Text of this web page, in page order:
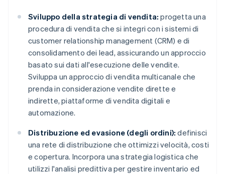
Sviluppo della strategia di vendita: progetta una
procedura di vendita che si integri con i sistemi di
customer relationship management (CRM) e di
consolidamento dei lead, assicurando un approccio
basato sui dati all'esecuzione delle vendite.
Sviluppa un approccio di vendita multicanale che
prenda in considerazione vendite dirette e
indirette, piattaforme di vendita digitali e
automazione.
Distribuzione ed evasione (degli ordini): definisci
una rete di distribuzione che ottimizzi velocità, costi
e copertura. Incorpora una strategia logistica che
utilizzi l'analisi predittiva per gestire inventario ed